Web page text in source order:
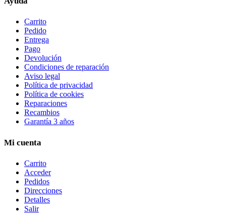
Carrito
Pedido
Entrega
Pago
Devolución
Condiciones de reparación
Aviso legal
Política de privacidad
Política de cookies
Reparaciones
Recambios
Garantía 3 años
Mi cuenta
Carrito
Acceder
Pedidos
Direcciones
Detalles
Salir